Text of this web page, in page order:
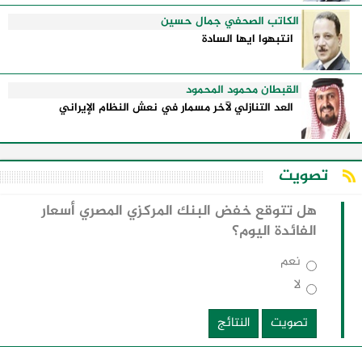
الكاتب الصحفي جمال حسين
انتبهوا ايها السادة
القبطان محمود المحمود
العد التنازلي لآخر مسمار في نعش النظام الإيراني
تصويت
هل تتوقع خفض البنك المركزي المصري أسعار
الفائدة اليوم؟
نعم
لا
تصويت
النتائج